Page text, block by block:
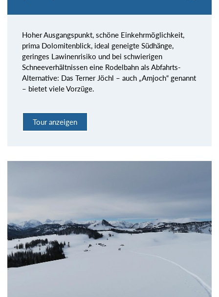
Hoher Ausgangspunkt, schöne Einkehrmöglichkeit,
prima Dolomitenblick, ideal geneigte Südhänge,
geringes Lawinenrisiko und bei schwierigen
Schneeverhältnissen eine Rodelbahn als Abfahrts-
Alternative: Das Terner Jöchl – auch „Amjoch“ genannt
– bietet viele Vorzüge.
Tour anzeigen